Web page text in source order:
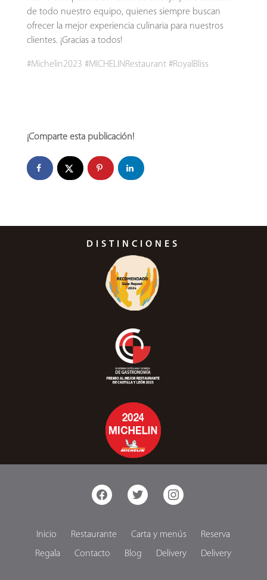
de todo nuestro equipo, quienes siempre buscan
ofrecer la mejor experiencia culinaria para nuestros
clientes. ¡Gracias a todos!
#Michelin2023 #MICHELINRestaurant #RoyalBliss
¡Comparte esta publicación!
DISTINCIONES
facebook twitter instagram
Inicio Restaurante Carta y menús
Reserva
Regala
Contacto Blog Delivery Delivery